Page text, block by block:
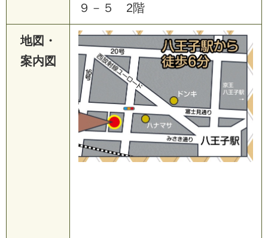
９－５ 2階
地図・
案内図